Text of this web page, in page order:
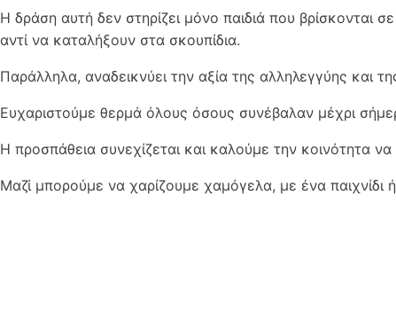
Η δράση αυτή δεν στηρίζει μόνο παιδιά που βρίσκονται
αντί να καταλήξουν στα σκουπίδια.
Παράλληλα, αναδεικνύει την αξία της αλληλεγγύης και
Ευχαριστούμε θερμά όλους όσους συνέβαλαν μέχρι
Η προσπάθεια συνεχίζεται και καλούμε την κοινότητα
Μαζί μπορούμε να χαρίζουμε χαμόγελα, με ένα παιχνίδι